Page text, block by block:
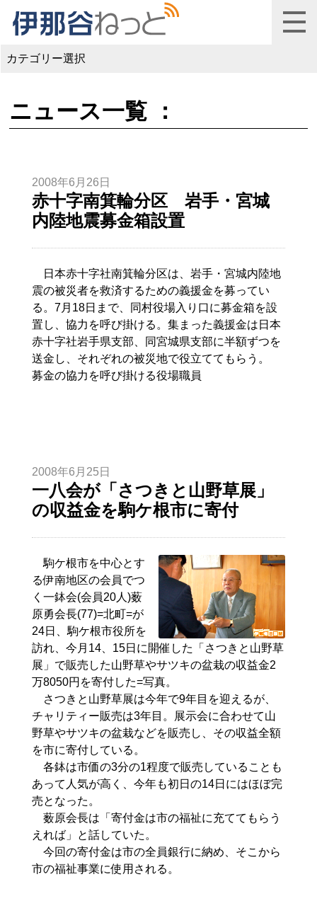
カテゴリー選択
ニュース一覧 ：
2008年6月26日
赤十字南箕輪分区 岩手・宮城
内陸地震募金箱設置
日本赤十字社南箕輪分区は、岩手・宮城内陸地
震の被災者を救済するための義援金を募ってい
る。7月18日まで、同村役場入り口に募金箱を設
置し、協力を呼び掛ける。集まった義援金は日本
赤十字社岩手県支部、同宮城県支部に半額ずつを
送金し、それぞれの被災地で役立ててもらう。
募金の協力を呼び掛ける役場職員
2008年6月25日
一八会が「さつきと山野草展」
の収益金を駒ケ根市に寄付
駒ケ根市を中心とす
る伊南地区の会員でつ
く一鉢会(会員20人)薮
原勇会長(77)=北町=が
24日、駒ケ根市役所を
訪れ、今月14、15日に開催した「さつきと山野草
展」で販売した山野草やサツキの盆栽の収益金2
万8050円を寄付した=写真。
さつきと山野草展は今年で9年目を迎えるが、
チャリティー販売は3年目。展示会に合わせて山
野草やサツキの盆栽などを販売し、その収益全額
を市に寄付している。
各鉢は市価の3分の1程度で販売していることも
あって人気が高く、今年も初日の14日にはほぼ完
売となった。
薮原会長は「寄付金は市の福祉に充ててもらう
えれば」と話していた。
今回の寄付金は市の全員銀行に納め、そこから
市の福祉事業に使用される。